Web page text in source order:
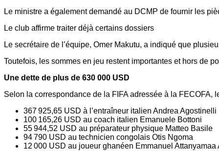
Le ministre a également demandé au DCMP de fournir les
Le club affirme traiter déjà certains dossiers
Le secrétaire de l’équipe, Omer Makutu, a indiqué que
Toutefois, les sommes en jeu restent importantes et hors de
Une dette de plus de 630 000 USD
Selon la correspondance de la FIFA adressée à la
367 925,65 USD à l’entraîneur italien Andrea Agostinelli
100 165,26 USD au coach italien Emanuele Bottoni
55 944,52 USD au préparateur physique Matteo Basile
94 790 USD au technicien congolais Otis Ngoma
12 000 USD au joueur ghanéen Emmanuel Attanyamaa